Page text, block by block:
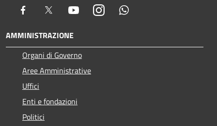
Facebook Twitter YoutubeInstagram
AMMINISTRAZIONE
Organi di Governo
Aree Amministrative
Uffici
Enti e fondazioni
Politici